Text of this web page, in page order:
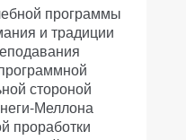
программы
и традиции
стороной
Меллона
проработки